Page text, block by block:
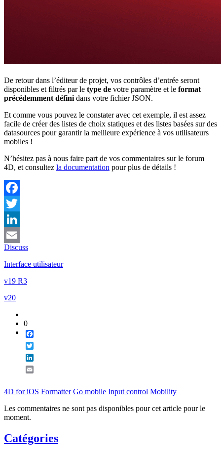
De retour dans l’éditeur de projet, vos contrôles d’entrée seront
disponibles et filtrés par le type de votre paramètre et le format
précédemment défini dans votre fichier JSON.
Et comme vous pouvez le constater avec cet exemple, il est assez
facile de créer des listes de choix statiques et des listes basées sur des
datasources pour garantir la meilleure expérience à vos utilisateurs
mobiles !
N’hésitez pas à nous faire part de vos commentaires sur le forum
4D, et consultez la documentation pour plus de détails !
Facebook
Twitter
LinkedIn
Email
Discuss
Interface utilisateur
v19 R3
v20
0
4D for iOS Formatter Go mobile Input control Mobility
Les commentaires ne sont pas disponibles pour cet article pour le
moment.
Catégories